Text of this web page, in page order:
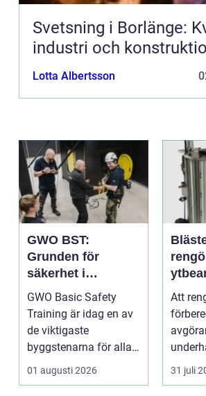
Svetsning i Borlänge:
industri och
Lotta Albertsson
GWO BST:
Grunden för
säkerhet i
vindkraftsbransch
en
GWO Basic Safety
Training är idag en av
de viktigaste
byggstenarna för alla
som vill arbet...
01 augusti 2026
Bläster
proffs
Att
smu...
31 juli